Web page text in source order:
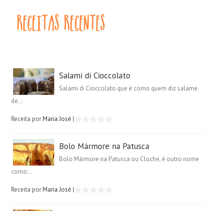
Salami di Cioccolato
Salami di Cioccolato que é como quem diz salame
de...
Receita porMaria José |
Bolo Mármore na Patusca
Bolo Mármore na Patusca ou Cloche, é outro nome
como...
Receita porMaria José |